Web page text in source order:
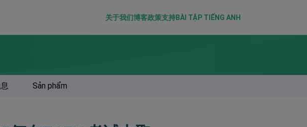
关于我们博客政策支持BÀI TẬP TIẾNG ANH
Sản phẩm